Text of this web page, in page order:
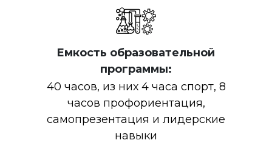
Емкость образовательной
программы:
40 часов, из них 4 часа спорт, 8
часов профориентация,
самопрезентация и лидерские
навыки